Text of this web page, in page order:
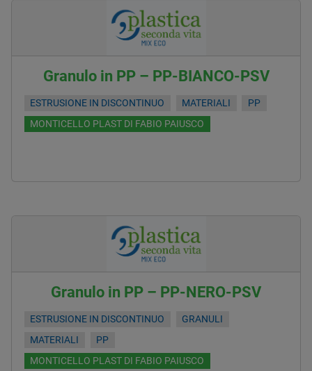
Granulo in PP – PP-BIANCO-PSV
ESTRUSIONE IN DISCONTINUO MATERIALI
PP
MONTICELLO PLAST DI FABIO PAIUSCO
Granulo in PP – PP-NERO-PSV
ESTRUSIONE IN DISCONTINUO
GRANULI
MATERIALI
PP
MONTICELLO PLAST DI FABIO PAIUSCO